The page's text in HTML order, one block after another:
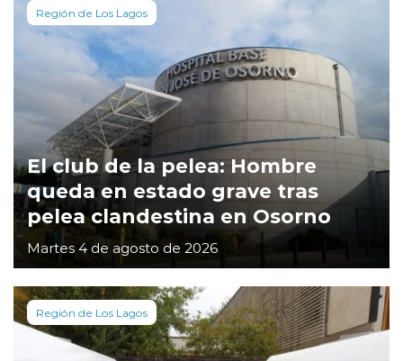
Región de Los Lagos
El club de la pelea: Hombre
queda en estado grave tras
pelea clandestina en Osorno
Martes 4 de agosto de 2026
Región de Los Lagos